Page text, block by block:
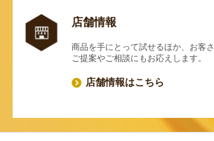
店舗情報
商品を手にとって試せるほか、お客
ご提案やご相談にもお応えします。
店舗情報はこちら